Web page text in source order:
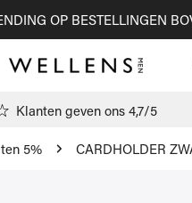
OP BESTELLINGEN
Klanten geven ons 4,7/5
5% CARDHOLDER